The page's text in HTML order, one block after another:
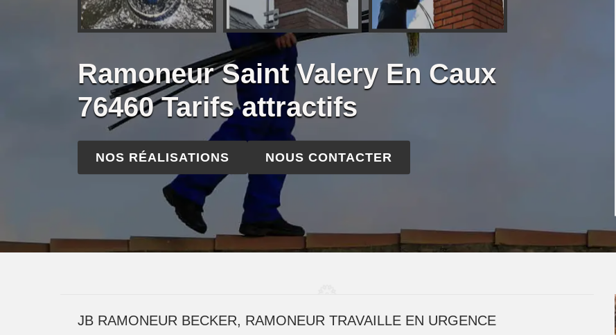
Ramoneur Saint Valery En Caux
76460 Tarifs attractifs
NOS RÉALISATIONS NOUS CONTACTER
JB RAMONEUR BECKER, RAMONEUR TRAVAILLE EN URGENCE